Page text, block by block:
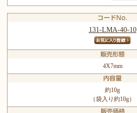
131-LMA-40-10
4X7mm
約10g
（袋入り約10g）